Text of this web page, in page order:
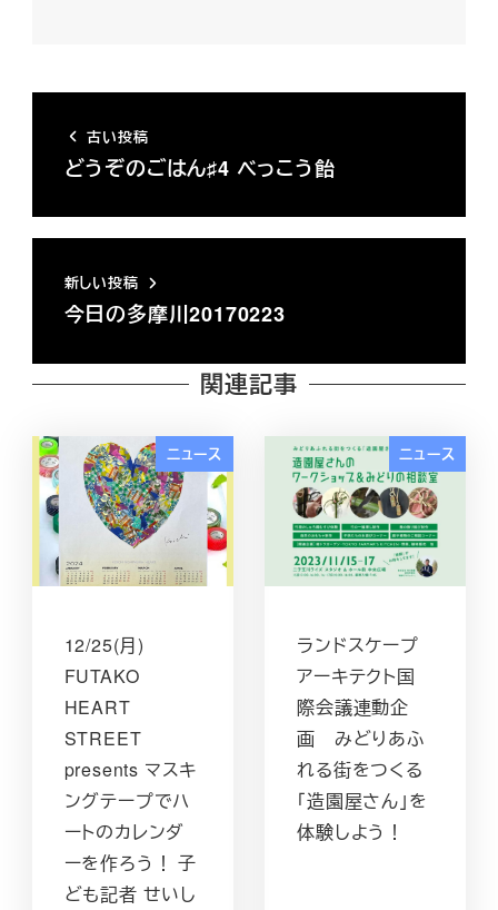
古い投稿
どうぞのごはん♯4 べっこう飴
新しい投稿
今日の多摩川20170223
関連記事
ニュース
12/25(月)
FUTAKO
HEART
STREET
presents マスキ
ングテープでハ
ートのカレンダ
ーを作ろう！ 子
ども記者 せいし
ニュース
ランドスケープ
アーキテクト国
際会議連動企
画 みどりあふ
れる街をつくる
「造園屋さん」を
体験しよう！